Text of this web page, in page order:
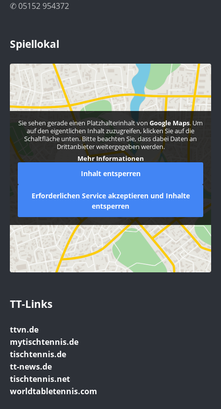
✆ 05152 954372
Spiellokal
Sie sehen gerade einen Platzhalterinhalt von Google Maps. Um
auf den eigentlichen Inhalt zuzugreifen, klicken Sie auf die
Schaltfläche unten. Bitte beachten Sie, dass dabei Daten an
Drittanbieter weitergegeben werden.
Mehr Informationen
Inhalt entsperren
Erforderlichen Service akzeptieren und Inhalte
entsperren
TT-Links
ttvn.de
mytischtennis.de
tischtennis.de
tt-news.de
tischtennis.net
worldtabletennis.com